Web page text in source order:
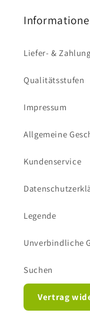
Liefer- &
Qualitätsstufen
Impressum
Allgemeine
Kundenservice
Legende
Unverbindliche
Suchen
Vertrag